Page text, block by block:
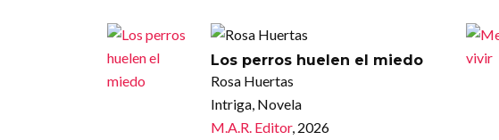
Los perros huelen el miedo
Rosa Huertas
Intriga, Novela
M.A.R. Editor, 2026